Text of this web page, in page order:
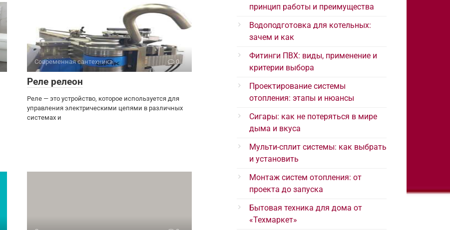
Современная сантехника 0
Реле релеон
Реле — это устройство, которое используется для
управления электрическими цепями в различных
системах и
принцип работы и преимущества
Водоподготовка для котельных:
зачем и как
Фитинги ПВХ: виды, применение и
критерии выбора
Проектирование системы
отопления: этапы и нюансы
Сигары: как не потеряться в мире
дыма и вкуса
Мульти-сплит системы: как выбрать
и установить
Монтаж систем отопления: от
проекта до запуска
Бытовая техника для дома от
«Техмаркет»